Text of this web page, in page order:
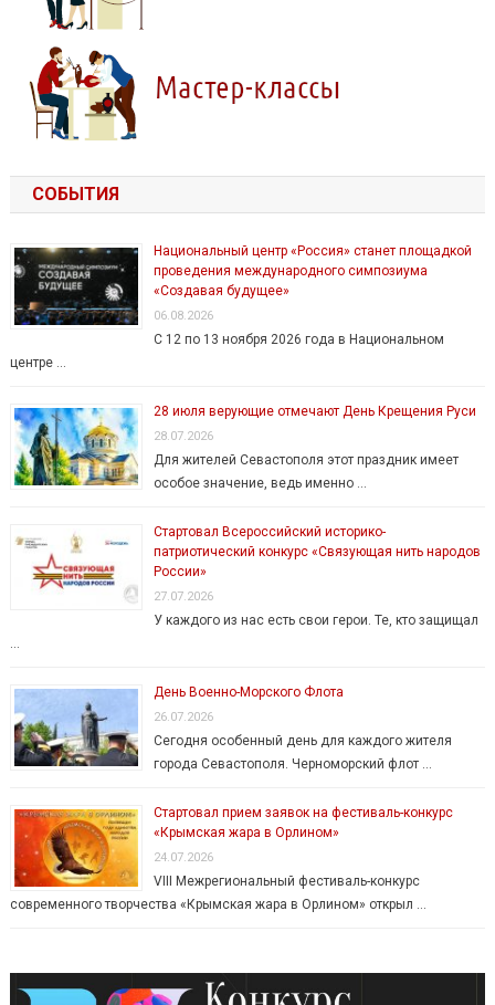
СОБЫТИЯ
Национальный центр «Россия» станет площадкой
проведения международного симпозиума
«Создавая будущее»
06.08.2026
С 12 по 13 ноября 2026 года в Национальном
центре …
28 июля верующие отмечают День Крещения Руси
28.07.2026
Для жителей Севастополя этот праздник имеет
особое значение, ведь именно …
Стартовал Всероссийский историко-
патриотический конкурс «Связующая нить народов
России»
27.07.2026
У каждого из нас есть свои герои. Те, кто защищал
…
День Военно-Морского Флота
26.07.2026
Сегодня особенный день для каждого жителя
города Севастополя. Черноморский флот …
Стартовал прием заявок на фестиваль-конкурс
«Крымская жара в Орлином»
24.07.2026
VIII Межрегиональный фестиваль-конкурс
современного творчества «Крымская жара в Орлином» открыл …